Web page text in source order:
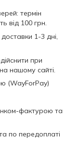
термін
від 100 грн.
1-3 дні,
при
нашому сайті.
(WayForPay)
фактурою та
по передоплаті